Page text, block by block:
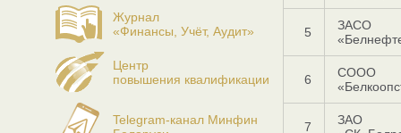
Журнал
«Финансы, Учёт, Аудит»
Центр
повышения квалификации
Telegram-канал Минфин
5
ЗАСО
6
СООО
7
ЗАО